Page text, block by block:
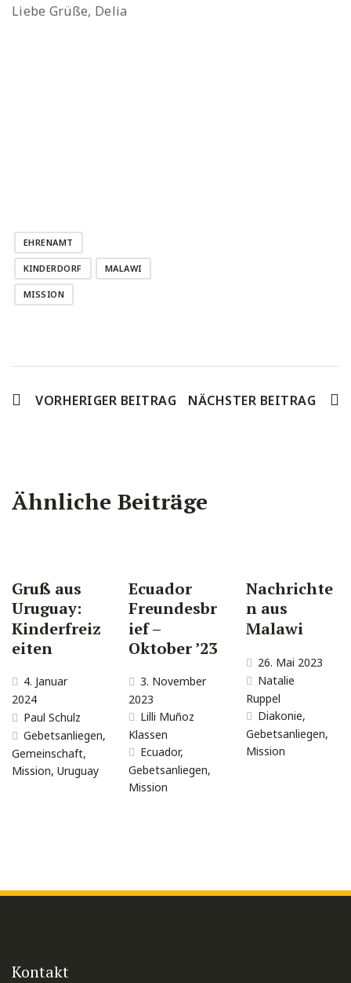
Liebe Grüße, Delia
EHRENAMT
KINDERDORF MALAWI
MISSION
VORHERIGER BEITRAG NÄCHSTER BEITRAG
Ähnliche Beiträge
Gruß aus
Uruguay:
Kinderfreiz
eiten
4. Januar
2024
Paul Schulz
Gebetsanliegen,
Gemeinschaft,
Mission, Uruguay
Ecuador
Freundesbr
ief –
Oktober ’23
3. November
2023
Lilli Muñoz
Klassen
Ecuador,
Gebetsanliegen,
Mission
Nachrichte
n aus
Malawi
26. Mai 2023
Natalie
Ruppel
Diakonie,
Gebetsanliegen,
Mission
Kontakt